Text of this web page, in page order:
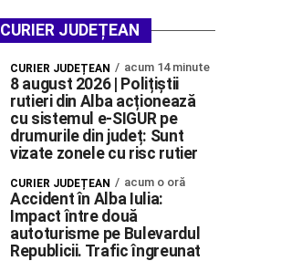
CURIER JUDEȚEAN
CURIER JUDEȚEAN acum 14 minute
8 august 2026 | Polițiștii
rutieri din Alba acționează
cu sistemul e-SIGUR pe
drumurile din județ: Sunt
vizate zonele cu risc rutier
CURIER JUDEȚEAN acum o oră
Accident în Alba Iulia:
Impact între două
autoturisme pe Bulevardul
Republicii. Trafic îngreunat